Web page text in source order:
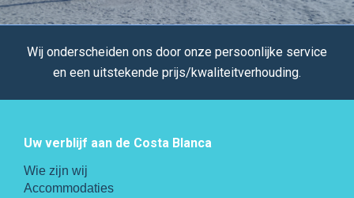
Wij onderscheiden ons door onze persoonlijke service
en een uitstekende prijs/kwaliteitverhouding.
Uw verblijf aan de Costa Blanca
Wie zijn wij
Accommodaties